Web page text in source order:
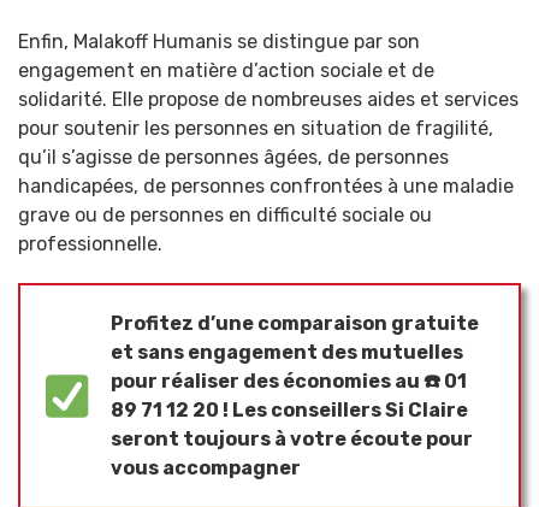
Enfin, Malakoff Humanis se distingue par son
engagement en matière d’action sociale et de
solidarité. Elle propose de nombreuses aides et services
pour soutenir les personnes en situation de fragilité,
qu’il s’agisse de personnes âgées, de personnes
handicapées, de personnes confrontées à une maladie
grave ou de personnes en difficulté sociale ou
professionnelle.
Profitez d’une comparaison gratuite
et sans engagement des mutuelles
pour réaliser des économies au ☎️ 01
89 71 12 20 ! Les conseillers Si Claire
seront toujours à votre écoute pour
vous accompagner